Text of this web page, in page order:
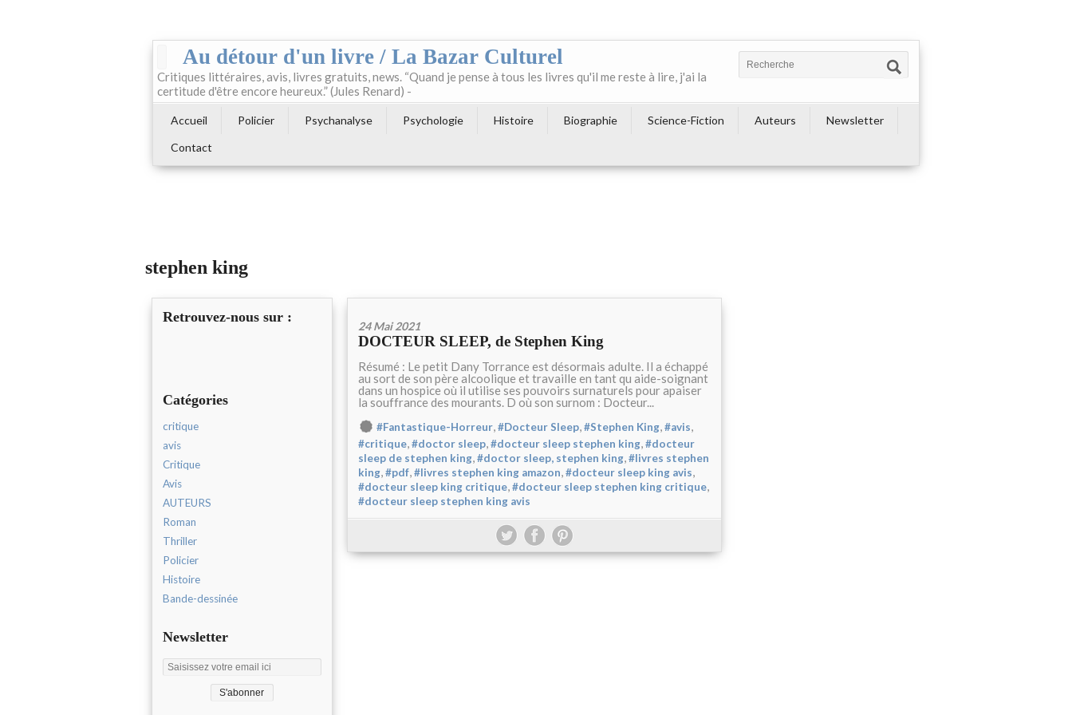
Au détour d'un livre / La Bazar Culturel
Critiques littéraires, avis, livres gratuits, news. “Quand je pense à tous les livres qu'il me reste à lire, j'ai la
certitude d'être encore heureux.” (Jules Renard) -
Accueil Policier Psychanalyse Psychologie Histoire Biographie Science-Fiction Auteurs
Newsletter
Contact
stephen king
Retrouvez-nous sur :
Catégories
critique
avis
Critique
Avis
AUTEURS
Roman
Thriller
Policier
Histoire
Bande-dessinée
Newsletter
24 Mai 2021
DOCTEUR SLEEP, de Stephen King
Résumé : Le petit Dany Torrance est désormais adulte. Il a échappé
au sort de son père alcoolique et travaille en tant qu aide-soignant
dans un hospice où il utilise ses pouvoirs surnaturels pour apaiser
la souffrance des mourants. D où son surnom : Docteur...
#Fantastique-Horreur,#Docteur Sleep,#Stephen King,#avis,
#critique,#doctor sleep,#docteur sleep stephen king,#docteur
sleep de stephen king,#doctor sleep, stephen king,#livres stephen
king,#pdf,#livres stephen king amazon,#docteur sleep king avis,
#docteur sleep king critique,#docteur sleep stephen king critique,
#docteur sleep stephen king avis